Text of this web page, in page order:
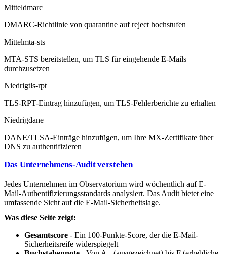
Mitteldmarc
DMARC-Richtlinie von quarantine auf reject hochstufen
Mittelmta-sts
MTA-STS bereitstellen, um TLS für eingehende E-Mails
durchzusetzen
Niedrigtls-rpt
TLS-RPT-Eintrag hinzufügen, um TLS-Fehlerberichte zu erhalten
Niedrigdane
DANE/TLSA-Einträge hinzufügen, um Ihre MX-Zertifikate über
DNS zu authentifizieren
Das Unternehmens-Audit verstehen
Jedes Unternehmen im Observatorium wird wöchentlich auf E-
Mail-Authentifizierungsstandards analysiert. Das Audit bietet eine
umfassende Sicht auf die E-Mail-Sicherheitslage.
Was diese Seite zeigt:
Gesamtscore - Ein 100-Punkte-Score, der die E-Mail-
Sicherheitsreife widerspiegelt